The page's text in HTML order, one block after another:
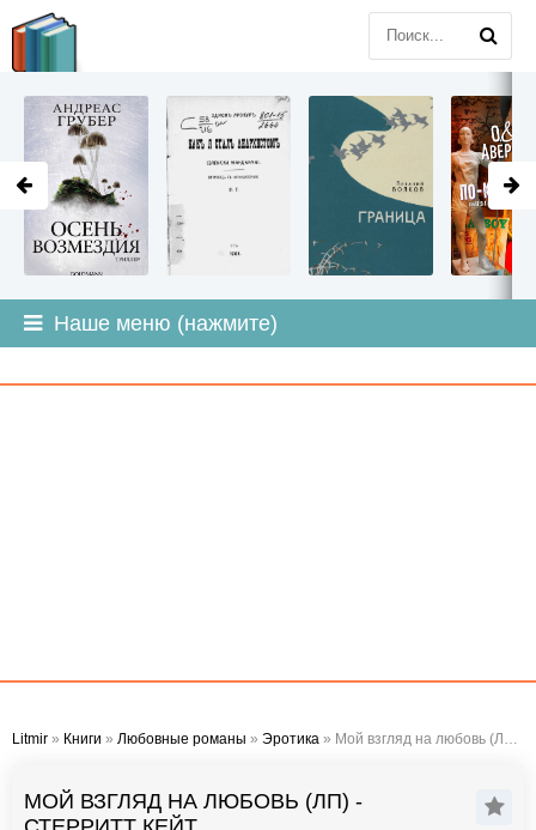
Наше меню (нажмите)
Litmir » Книги » Любовные романы » Эротика » Мой взгляд на любовь (ЛП) - Стерритт Кейт
МОЙ ВЗГЛЯД НА ЛЮБОВЬ (ЛП) -
LITMIR.ORG